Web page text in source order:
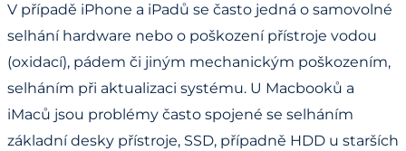
V případě iPhone a iPadů se často jedná o samovolné
selhání hardware nebo o poškození přístroje vodou
(oxidací), pádem či jiným mechanickým poškozením,
selháním při aktualizaci systému. U Macbooků a
iMaců jsou problémy často spojené se selháním
základní desky přístroje, SSD, případně HDD u starších